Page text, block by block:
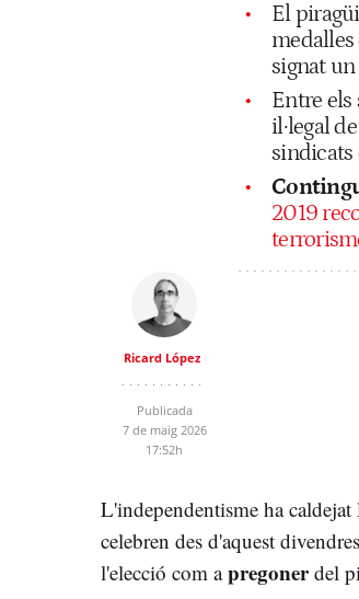
El
signat
Entre
il·legal
sindicats
2019
Ricard López
Publicada
7 de maig 2026
17:52h
L'independentisme ha caldejat
celebren des d'aquest
l'elecció com apregonerdel